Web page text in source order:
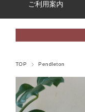
ご利用案内
TOP Pendleton